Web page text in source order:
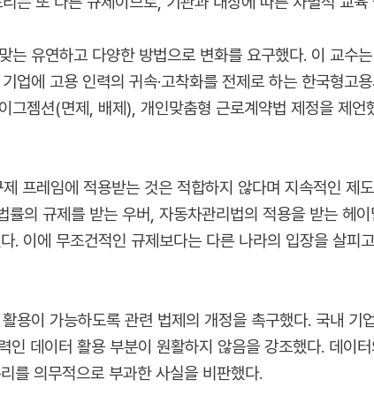
는 유연하고 다양한 방법으로 변화를 요구했다. 이 교수
업에 고용 인력의 귀속·고착화를 전제로 하는 한국형고
젬션(면제, 배제), 개인맞춤형 근로계약법 제정을 제언
프레임에 적용받는 것은 적합하지 않다며 지속적인 제
의 규제를 받는 우버, 자동차관리법의 적용을 받는 헤
. 이에 무조건적인 규제보다는 다른 나라의 입장을 살피
용이 가능하도록 관련 법제의 개정을 촉구했다. 국내 기
데이터 활용 부분이 원활하지 않음을 강조했다. 데이
를 의무적으로 부과한 사실을 비판했다.